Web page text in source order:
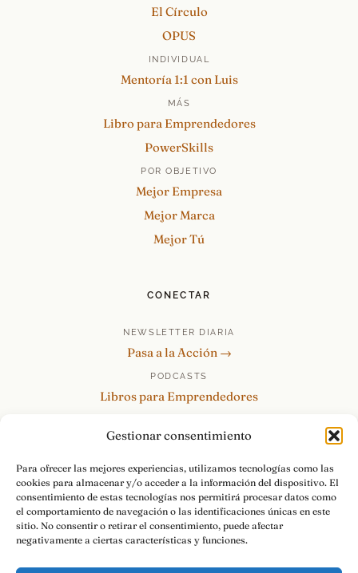
Gestionar consentimiento
Para ofrecer las mejores experiencias, utilizamos tecnologías como las
cookies para almacenar y/o acceder a la información del dispositivo. El
consentimiento de estas tecnologías nos permitirá procesar datos como
el comportamiento de navegación o las identificaciones únicas en este
sitio. No consentir o retirar el consentimiento, puede afectar
negativamente a ciertas características y funciones.
El Círculo
OPUS
INDIVIDUAL
Mentoría 1:1 con Luis
MÁS
Libro para Emprendedores
PowerSkills
POR OBJETIVO
Mejor Empresa
Mejor Marca
Mejor Tú
CONECTAR
NEWSLETTER DIARIA
Pasa a la Acción →
PODCASTS
Libros para Emprendedores
re:Invéntate / PowerSkills
MENTOR360
HABLAMOS
Contacto y consultas →